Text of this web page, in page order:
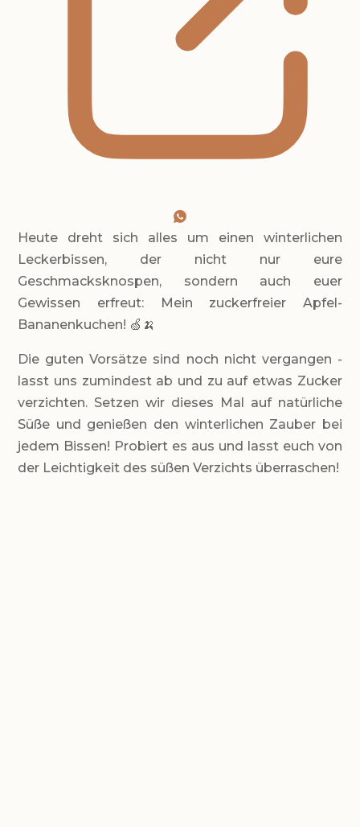
Heute dreht sich alles um einen winterlichen
Leckerbissen, der nicht nur eure
Geschmacksknospen, sondern auch euer
Gewissen erfreut: Mein zuckerfreier Apfel-
Bananenkuchen! 🍏🍌
Die guten Vorsätze sind noch nicht vergangen -
lasst uns zumindest ab und zu auf etwas Zucker
verzichten. Setzen wir dieses Mal auf natürliche
Süße und genießen den winterlichen Zauber bei
jedem Bissen! Probiert es aus und lasst euch von
der Leichtigkeit des süßen Verzichts überraschen!